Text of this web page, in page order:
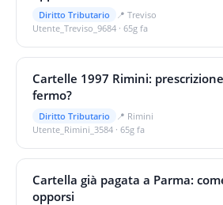
Diritto Tributario 📍 Treviso
Utente_Treviso_9684 · 65g fa
Cartelle 1997 Rimini:
fermo?
Diritto Tributario 📍 Rimini
Utente_Rimini_3584 · 65g fa
Cartella già pagata a Parma:
opporsi